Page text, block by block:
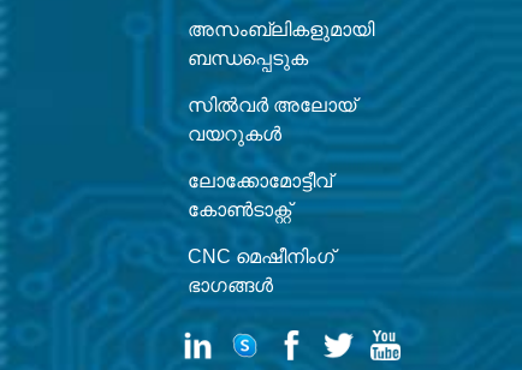
അസംബ്ലികളുമായി
ബന്ധപ്പെടുക
സിൽവർ അലോയ്
വയറുകൾ
ലോക്കോമോട്ടീവ്
കോൺടാക്റ്റ്
CNC മെഷീനിംഗ്
ഭാഗങ്ങൾ